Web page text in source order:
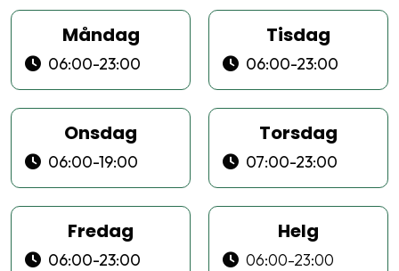
Måndag
06:00-23:00
Tisdag
06:00-23:00
Onsdag
06:00-19:00
Torsdag
07:00-23:00
Fredag
06:00-23:00
Helg
06:00-23:00